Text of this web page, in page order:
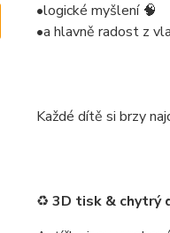
•logické myšlení 🧠
•a hlavně radost z
Každé dítě si brzy
♻️ 3D tisk & chytrý